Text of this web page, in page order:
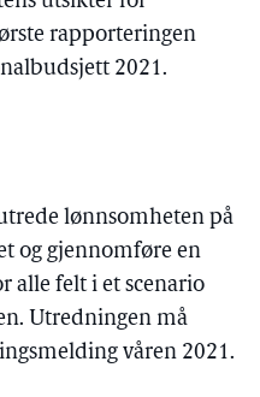
rapporteringen
2021.
lønnsomheten på
og gjennomføre en
alle felt i et scenario
Utredningen må
våren 2021.